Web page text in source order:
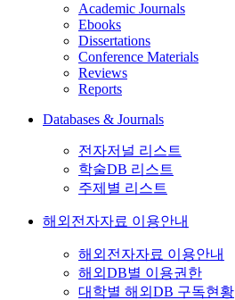
Academic Journals
Ebooks
Dissertations
Conference Materials
Reviews
Reports
Databases & Journals
전자저널 리스트
학술DB 리스트
주제별 리스트
해외전자자료 이용안내
해외전자자료 이용안내
해외DB별 이용권한
대학별 해외DB 구독현황